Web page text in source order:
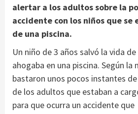
alertar a los adultos sobre la
accidente con los niños que se
de una piscina.
Un niño de 3 años salvó la vida
ahogaba en una piscina. Según la
bastaron unos pocos instantes
de los adultos que estaban a
para que ocurra un accidente que